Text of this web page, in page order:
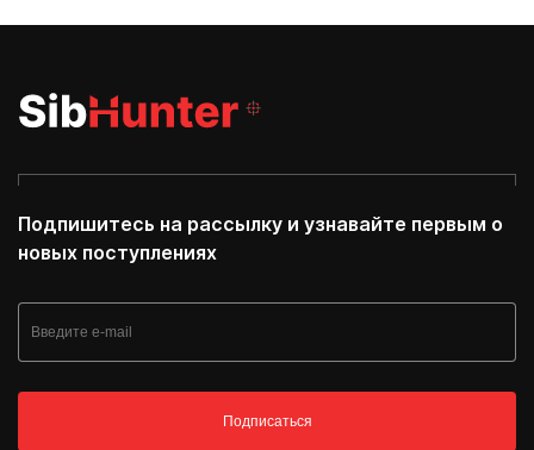
Подпишитесь на рассылку и узнавайте первым о
новых поступлениях
Подписаться